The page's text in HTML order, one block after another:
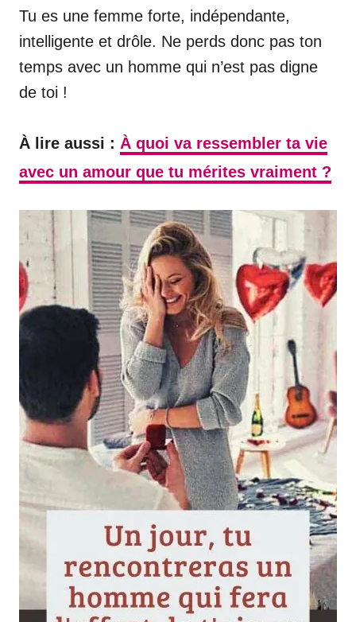
Tu es une femme forte, indépendante,
intelligente et drôle. Ne perds donc pas ton
temps avec un homme qui n’est pas digne
de toi !
À lire aussi : À quoi va ressembler ta vie
avec un amour que tu mérites vraiment ?